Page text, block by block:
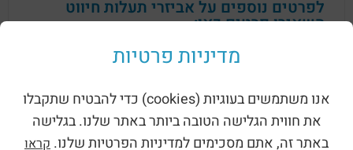
מדיניות פרטיות
אנו משתמשים בעוגיות (cookies) כדי להבטיח שתקבלו
את חווית הגלישה הטובה ביותר באתר שלנו. בגלישה
באתר זה, אתם מסכימים למדיניות הפרטיות שלנו. קראו
לפרטים נוספים על אביזרי תעלות חיווט
השאירו פרטים כאן: